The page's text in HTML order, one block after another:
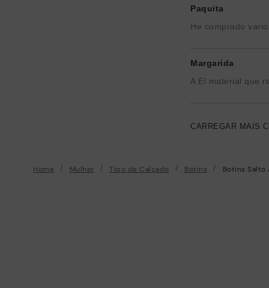
Paquita
He comprado
Margarida
A El material que
CARREGAR MAIS
Home Mulher Tipo de Calçado Botins Botins Salto